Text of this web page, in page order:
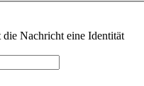
Nachricht eine Identität